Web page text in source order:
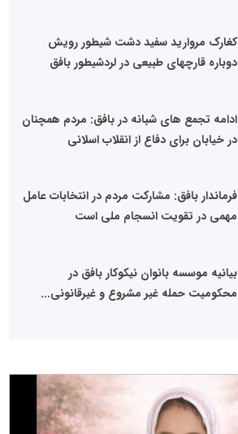
کغارک مروارید سفید دشت شیطور رویش
دوباره قارچهای طبیعی در لردشیطور بافق
ادامه تجمع های شبانه در بافق: مردم همچنان
در خیابان برای دفاع از انقلاب اسلانی
فرماندار بافق: مشارکت مردم در انتخابات عامل
مهمی در تقویت انسجام ملی است
بیانیه موسسه بانوان نیکوکار بافق در
محکومیت حمله غیر مشروع و غیرقانونی...